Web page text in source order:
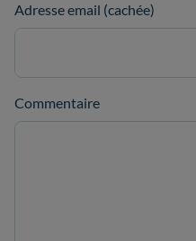
Adresse email (cachée)
Commentaire